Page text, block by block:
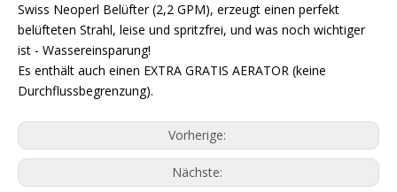
Swiss Neoperl Belüfter (2,2 GPM), erzeugt einen perfekt
belüfteten Strahl, leise und spritzfrei, und was noch wichtiger
ist - Wassereinsparung!
Es enthält auch einen EXTRA GRATIS AERATOR (keine
Durchflussbegrenzung).
Vorherige:
Nächste: